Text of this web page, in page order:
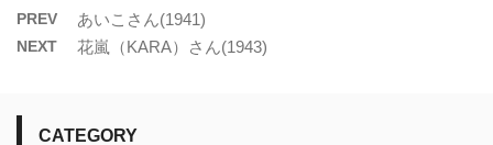
PREV あいこさん(1941)
NEXT 花嵐（KARA）さん(1943)
CATEGORY